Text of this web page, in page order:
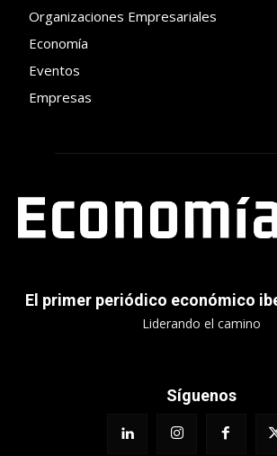
Organizaciones Empresariales
Economía
Eventos
Empresas
El primer periódico económico
Liderando el camino
Síguenos